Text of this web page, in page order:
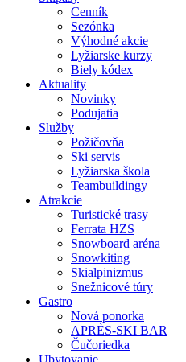
Cenník
Sezónka
Výhodné akcie
Lyžiarske kurzy
Biely kódex
Aktuality
Novinky
Podujatia
Služby
Požičovňa
Ski servis
Lyžiarska škola
Teambuildingy
Atrakcie
Turistické trasy
Ferrata HZS
Snowboard aréna
Snowkiting
Skialpinizmus
Snežnicové túry
Gastro
Nová ponorka
APRÈS-SKI BAR
Čučoriedka
Ubytovanie